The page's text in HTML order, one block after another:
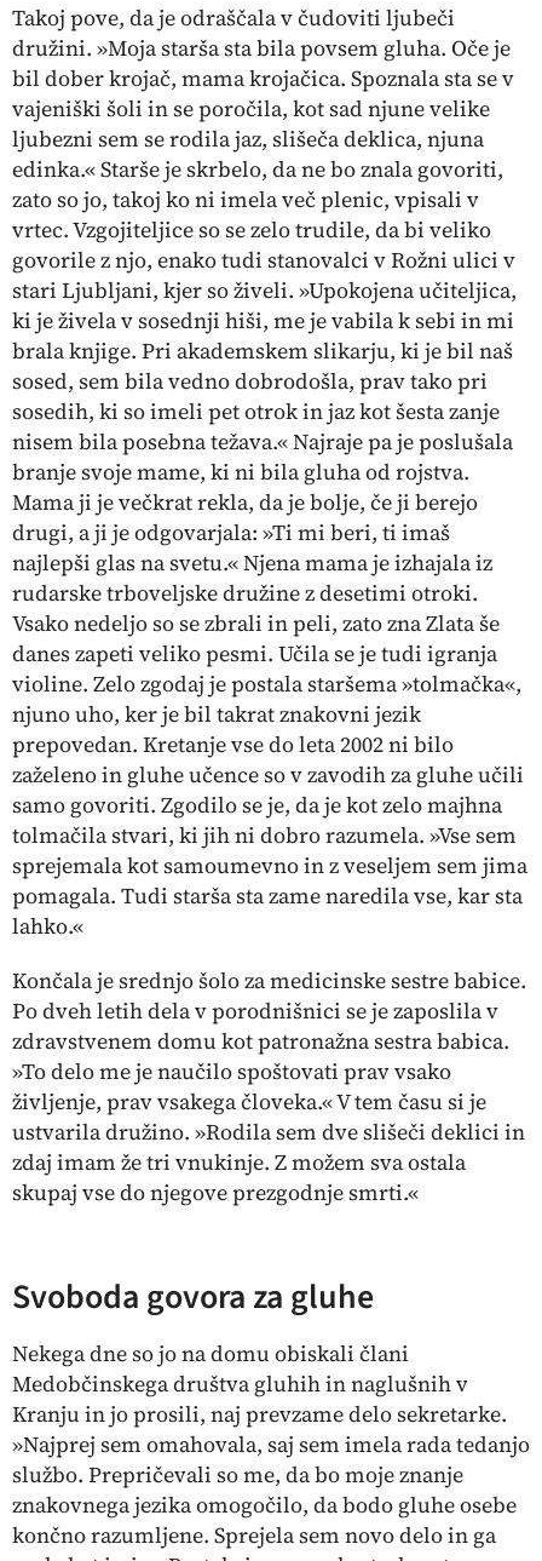
Takoj pove, da je odraščala v čudoviti ljubeči
družini. »Moja starša sta bila povsem gluha. Oče je
bil dober krojač, mama krojačica. Spoznala sta se v
vajeniški šoli in se poročila, kot sad njune velike
ljubezni sem se rodila jaz, slišeča deklica, njuna
edinka.« Starše je skrbelo, da ne bo znala govoriti,
zato so jo, takoj ko ni imela več plenic, vpisali v
vrtec. Vzgojiteljice so se zelo trudile, da bi veliko
govorile z njo, enako tudi stanovalci v Rožni ulici v
stari Ljubljani, kjer so živeli. »Upokojena učiteljica,
ki je živela v sosednji hiši, me je vabila k sebi in mi
brala knjige. Pri akademskem slikarju, ki je bil naš
sosed, sem bila vedno dobrodošla, prav tako pri
sosedih, ki so imeli pet otrok in jaz kot šesta zanje
nisem bila posebna težava.« Najraje pa je poslušala
branje svoje mame, ki ni bila gluha od rojstva.
Mama ji je večkrat rekla, da je bolje, če ji berejo
drugi, a ji je odgovarjala: »Ti mi beri, ti imaš
najlepši glas na svetu.« Njena mama je izhajala iz
rudarske trboveljske družine z desetimi otroki.
Vsako nedeljo so se zbrali in peli, zato zna Zlata še
danes zapeti veliko pesmi. Učila se je tudi igranja
violine. Zelo zgodaj je postala staršema »tolmačka«,
njuno uho, ker je bil takrat znakovni jezik
prepovedan. Kretanje vse do leta 2002 ni bilo
zaželeno in gluhe učence so v zavodih za gluhe učili
samo govoriti. Zgodilo se je, da je kot zelo majhna
tolmačila stvari, ki jih ni dobro razumela. »Vse sem
sprejemala kot samoumevno in z veseljem sem jima
pomagala. Tudi starša sta zame naredila vse, kar sta
lahko.«
Končala je srednjo šolo za medicinske sestre babice.
Po dveh letih dela v porodnišnici se je zaposlila v
zdravstvenem domu kot patronažna sestra babica.
»To delo me je naučilo spoštovati prav vsako
življenje, prav vsakega človeka.« V tem času si je
ustvarila družino. »Rodila sem dve slišeči deklici in
zdaj imam že tri vnukinje. Z možem sva ostala
skupaj vse do njegove prezgodnje smrti.«
Svoboda govora za gluhe
Nekega dne so jo na domu obiskali člani
Medobčinskega društva gluhih in naglušnih v
Kranju in jo prosili, naj prevzame delo sekretarke.
»Najprej sem omahovala, saj sem imela rada tedanjo
službo. Prepričevali so me, da bo moje znanje
znakovnega jezika omogočilo, da bodo gluhe osebe
končno razumljene. Sprejela sem novo delo in ga